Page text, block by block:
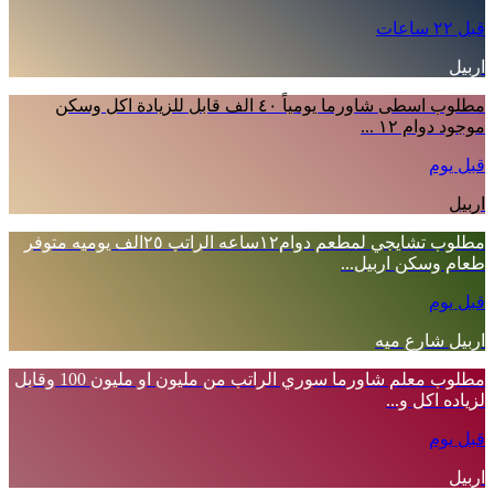
قبل ٢٢ ساعات
اربيل
مطلوب اسطى شاورما يومياً ٤٠ الف قابل للزيادة اكل وسكن
موجود دوام ١٢ ...
قبل يوم
اربيل
مطلوب تشايجي لمطعم دوام١٢ساعه الراتب ٢٥الف يوميه متوفر
طعام وسكن اربيل...
قبل يوم
اربيل شارع ميه
مطلوب معلم شاورما سوري الراتب من مليون او مليون 100 وقابل
لزياده اكل و...
قبل يوم
اربيل